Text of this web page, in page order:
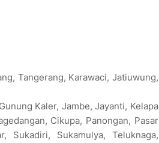
Tangerang, Karawaci, Jatiuwung,
Kaler, Jambe, Jayanti, Kelapa
Cikupa, Panongan, Pasar
Sukadiri, Sukamulya, Teluknaga,